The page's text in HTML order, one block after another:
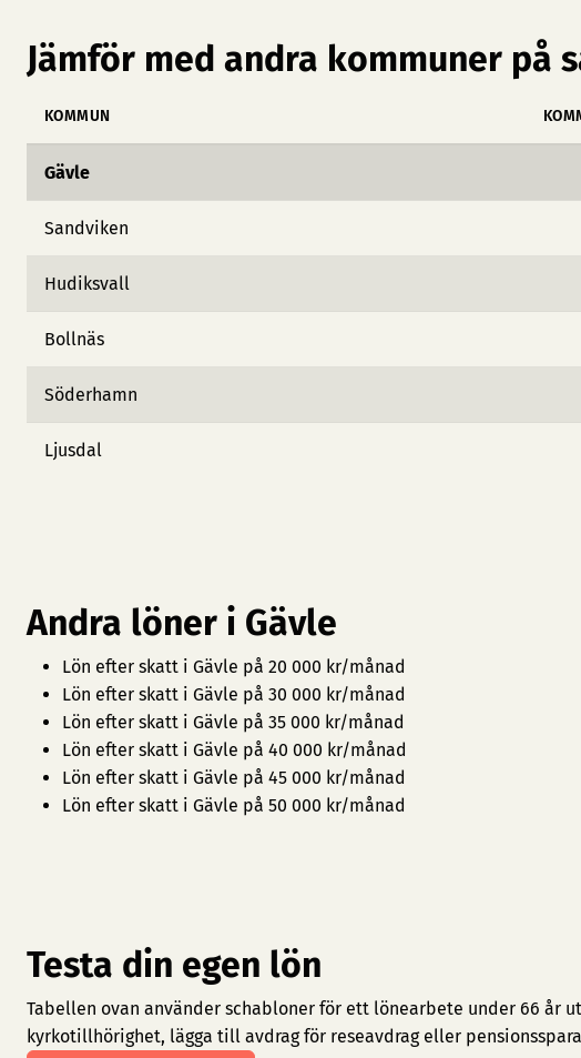
Jämför med andra kommuner på
KOMMUN
Gävle
Sandviken
Hudiksvall
Bollnäs
Söderhamn
Ljusdal
Andra löner i Gävle
Lön efter skatt i Gävle på 20 000 kr/månad
Lön efter skatt i Gävle på 30 000 kr/månad
Lön efter skatt i Gävle på 35 000 kr/månad
Lön efter skatt i Gävle på 40 000 kr/månad
Lön efter skatt i Gävle på 45 000 kr/månad
Lön efter skatt i Gävle på 50 000 kr/månad
Testa din egen lön
Tabellen ovan använder schabloner för ett lönearbete under 66 år
kyrkotillhörighet, lägga till avdrag för reseavdrag eller